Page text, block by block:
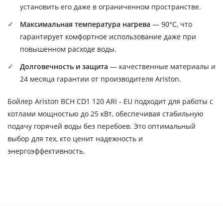
установить его даже в ограниченном пространстве.
Максимальная температура нагрева — 90°C, что
гарантирует комфортное использование даже при
повышенном расходе воды.
Долговечность и защита — качественные материалы и
24 месяца гарантии от производителя Ariston.
Бойлер Ariston BCH CD1 120 ARI - EU подходит для работы с
котлами мощностью до 25 кВт, обеспечивая стабильную
подачу горячей воды без перебоев. Это оптимальный
выбор для тех, кто ценит надежность и
энергоэффективность.